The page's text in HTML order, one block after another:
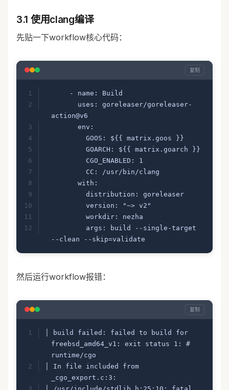
3.1 使用clang编译
先贴一下workflow核心代码：
复制
      - name: Build
        uses: goreleaser/goreleaser-
action@v6
        env:
          GOOS: ${{ matrix.goos }}
          GOARCH: ${{ matrix.goarch }}
          CGO_ENABLED: 1
          CC: /usr/bin/clang
        with:
          distribution: goreleaser
          version: "~> v2"
          workdir: nezha
          args: build --single-target
--clean --skip=validate
然后运行workflow报错：
复制
│ build failed: failed to build for
freebsd_amd64_v1: exit status 1: #
runtime/cgo
│ In file included from
_cgo_export.c:3: